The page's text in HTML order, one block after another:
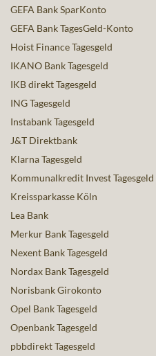
GEFA Bank SparKonto
GEFA Bank TagesGeld-Konto
Hoist Finance Tagesgeld
IKANO Bank Tagesgeld
IKB direkt Tagesgeld
ING Tagesgeld
Instabank Tagesgeld
J&T Direktbank
Klarna Tagesgeld
Kommunalkredit Invest Tagesgeld
Kreissparkasse Köln
Lea Bank
Merkur Bank Tagesgeld
Nexent Bank Tagesgeld
Nordax Bank Tagesgeld
Norisbank Girokonto
Opel Bank Tagesgeld
Openbank Tagesgeld
pbbdirekt Tagesgeld